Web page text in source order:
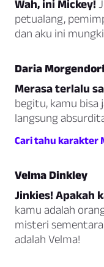
Wah, ini Mickey!
petualang,
dan aku ini
Daria
Merasa terlalu
begitu, kamu bisa
langsung
Cari tahu karakter
Velma Dinkley
Jinkies! Apakah
kamu adalah
misteri
adalah Velma!